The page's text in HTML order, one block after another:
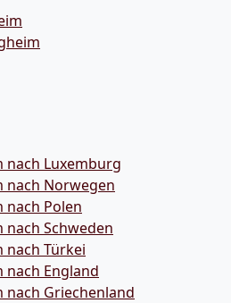
nach Luxemburg
nach Norwegen
nach Polen
Schweden
nach Türkei
nach England
nach Griechenland